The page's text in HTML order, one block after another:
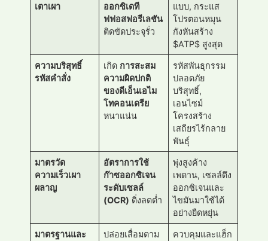
เตาเผา
ออกซิเดที
ฟฟอสฟอรีเลชัน
ติดขัดประจุรั่ว
แบบ, กระแส
โปรตอนหมุน
กังหันสร้าง
$ATP$ สูงสุด
ความบริสุทธิ์
รหัสคำสั่ง
เกิด การสะสม
ความผิดปกติ
ของดีเอ็นเอไม
โทคอนเดรีย
หนาแน่น
รหัสพันธุกรรม
ปลอดภัย
บริสุทธิ์,
เอนไซม์
โครงสร้าง
เสถียรไร้กลาย
พันธุ์
มาตรวัด
ความเร็วเผา
ผลาญ
อัตราการใช้
ก๊าซออกซิเจน
ระดับเซลล์
(OCR) ดิ่งลดต่ำ
พุ่งสูงค้าง
เพดาน, เซลล์ดึง
ออกซิเจนและ
ไขมันมาใช้ได้
อย่างยืดหยุ่น
มาตรฐานและ
ปล่อยเสื่อมตาม
ควบคุมและแฮ็ก